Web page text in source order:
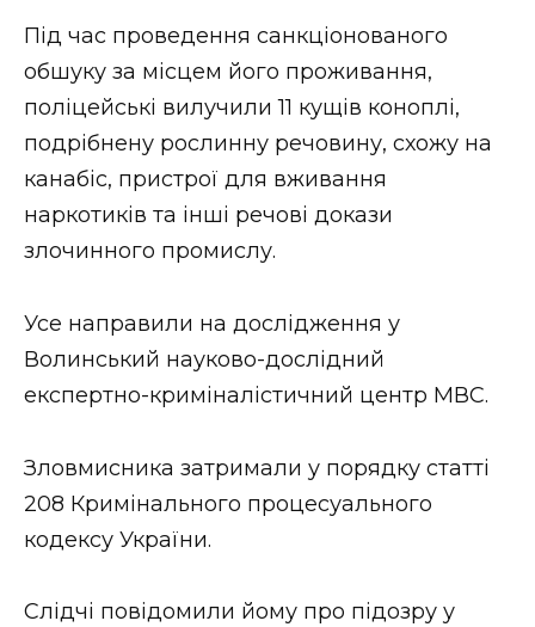
Під час проведення санкціонованого
обшуку за місцем його проживання,
поліцейські вилучили 11 кущів коноплі,
подрібнену рослинну речовину, схожу на
канабіс, пристрої для вживання
наркотиків та інші речові докази
злочинного промислу.
Усе направили на дослідження у
Волинський науково-дослідний
експертно-криміналістичний центр МВС.
Зловмисника затримали у порядку статті
208 Кримінального процесуального
кодексу України.
Слідчі повідомили йому про підозру у